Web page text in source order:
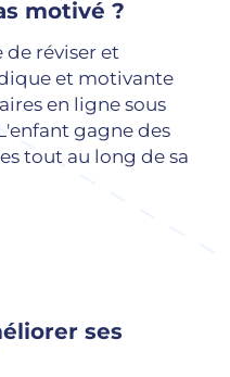
motivé ?
réviser et
et motivante
en ligne sous
gagne des
tout au long de sa
ses